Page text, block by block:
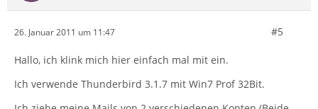
26. Januar 2011 um 11:47 #5
Hallo, ich klink mich hier einfach mal mit ein.
Ich verwende Thunderbird 3.1.7 mit Win7 Prof 32Bit.